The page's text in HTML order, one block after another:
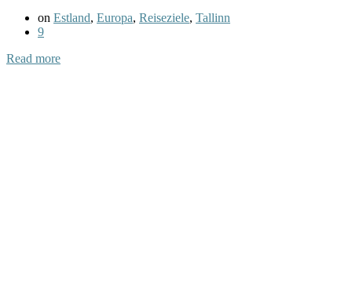
on Estland, Europa, Reiseziele, Tallinn
9
Read more